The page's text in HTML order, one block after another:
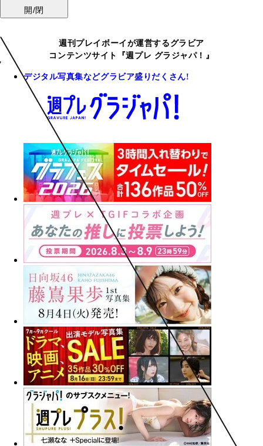
開/閉
週刊プレイボーイが運営するグラビア
コンテンツサイト『週プレ グラジャパ！』
デジタル写真集などグラビア盛りだくさん!